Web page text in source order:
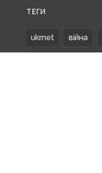
ТЕГИ
ukrnet війна